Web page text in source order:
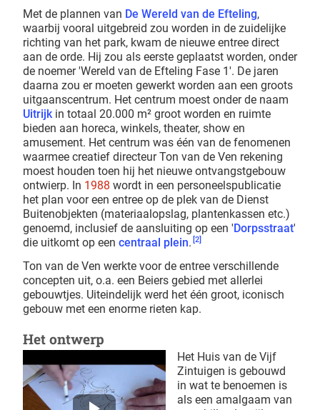
Met de plannen van De Wereld van de Efteling,
waarbij vooral uitgebreid zou worden in de zuidelijke
richting van het park, kwam de nieuwe entree direct
aan de orde. Hij zou als eerste geplaatst worden, onder
de noemer 'Wereld van de Efteling Fase 1'. De jaren
daarna zou er moeten gewerkt worden aan een groots
uitgaanscentrum. Het centrum moest onder de naam
Uitrijk in totaal 20.000 m² groot worden en ruimte
bieden aan horeca, winkels, theater, show en
amusement. Het centrum was één van de fenomenen
waarmee creatief directeur Ton van de Ven rekening
moest houden toen hij het nieuwe ontvangstgebouw
ontwierp. In 1988 wordt in een personeelspublicatie
het plan voor een entree op de plek van de Dienst
Buitenobjekten (materiaalopslag, plantenkassen etc.)
genoemd, inclusief de aansluiting op een 'Dorpsstraat'
die uitkomt op een centraal plein. [2]
Ton van de Ven werkte voor de entree verschillende
concepten uit, o.a. een Beiers gebied met allerlei
gebouwtjes. Uiteindelijk werd het één groot, iconisch
gebouw met een enorme rieten kap.
Het ontwerp
Het Huis van de Vijf
Zintuigen is gebouwd
in wat te benoemen is
als een amalgaam van